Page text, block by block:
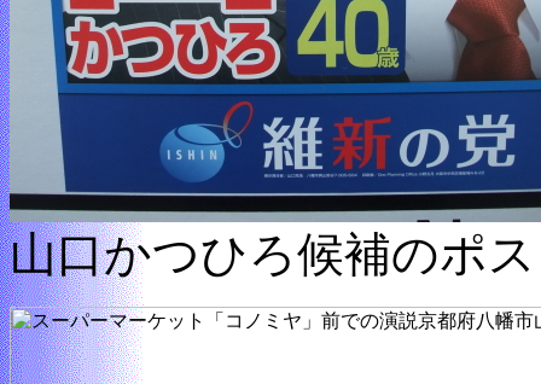
山口かつひろ候補のポ